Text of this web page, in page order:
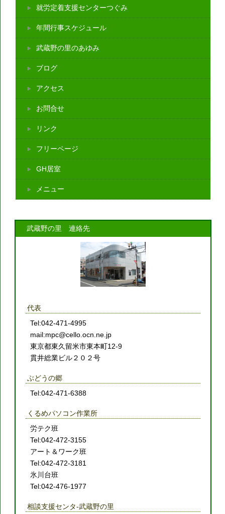
就労定着支援センターつぐみ
年間行事スケジュール
武蔵野の里のあゆみ
ブログ
アクセス
お問合せ
リンク
フリーページ
GH居室
メニュー
武蔵野の里 連絡先
代表
Tel:042-471-4995
mail:mpc@cello.ocn.ne.jp
東京都東久留米市東本町12-9
貫井総業ビル２０２号
ぶどうの郷
Tel:042-471-6388
くるめパソコン作業所
労テク班
Tel:042-472-3155
アート＆ワーク班
Tel:042-472-3181
氷川台班
Tel:042-476-1977
相談支援センタ-武蔵野の里